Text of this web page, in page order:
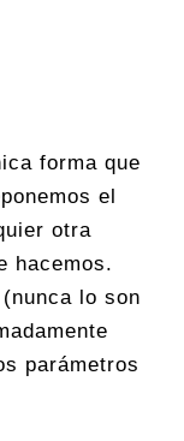
forma que
el
otra
hacemos.
lo son
parámetros